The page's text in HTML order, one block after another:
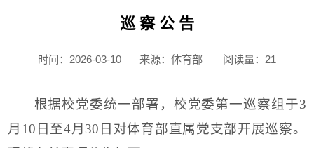
巡 察 公 告
时间：2026-03-10 来源：体育部 阅读量： 21
根据校党委统一部署，校党委第一巡察组于3
月10日至4月30日对体育部直属党支部开展巡察。